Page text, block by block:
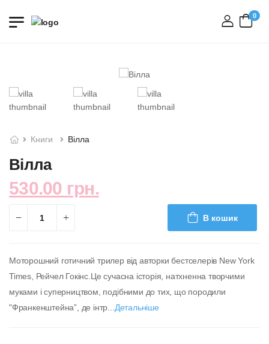
вхід
0
Книги Вілла
Вілла
530.00 грн.
В кошик
Моторошний готичний трилер від авторки бестселерів New York
Times, Рейчел Гокінс.Це сучасна історія, натхненна творчими
муками і суперництвом, подібними до тих, що породили
"Франкенштейна”, де інтр...Детальніше